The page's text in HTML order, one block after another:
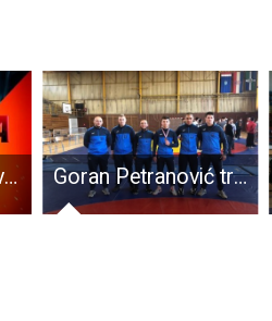
U kinu Korzo ovaj vikend pogledajte akcijski triler “Plaćenica” Goran Petranović treći junior Hrvatske u svojoj kategoriji!